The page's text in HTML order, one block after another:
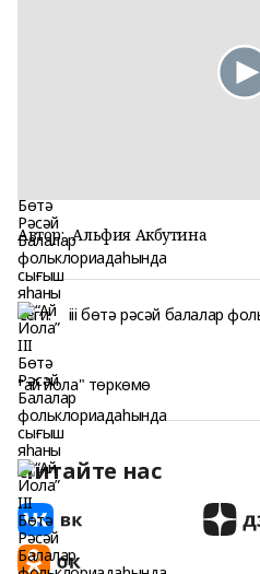
Автор: Альфия Акбутина
Теги: iii бөтә рәсәй балалар
"ай йола" төркөмө
Читайте нас